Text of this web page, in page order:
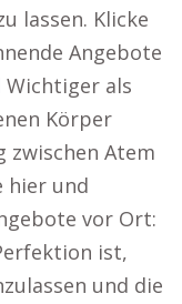
lassen. Klicke
Angebote
Wichtiger als
Körper
zwischen Atem
hier und
vor Ort:
ist,
und die